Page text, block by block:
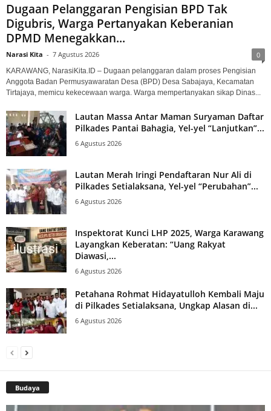
Dugaan Pelanggaran Pengisian BPD Tak
Digubris, Warga Pertanyakan Keberanian
DPMD Menegakkan...
Narasi Kita - 7 Agustus 2026 0
KARAWANG, NarasiKita.ID – Dugaan pelanggaran dalam proses Pengisian
Anggota Badan Permusyawaratan Desa (BPD) Desa Sabajaya, Kecamatan
Tirtajaya, memicu kekecewaan warga. Warga mempertanyakan sikap Dinas...
Lautan Massa Antar Maman Suryaman Daftar
Pilkades Pantai Bahagia, Yel-yel “Lanjutkan”...
6 Agustus 2026
Lautan Merah Iringi Pendaftaran Nur Ali di
Pilkades Setialaksana, Yel-yel “Perubahan”...
6 Agustus 2026
Inspektorat Kunci LHP 2025, Warga Karawang
Layangkan Keberatan: “Uang Rakyat
Diawasi,...
6 Agustus 2026
Petahana Rohmat Hidayatulloh Kembali Maju
di Pilkades Setialaksana, Ungkap Alasan di...
6 Agustus 2026
Budaya